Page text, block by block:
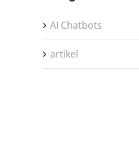
AI Chatbots
artikel